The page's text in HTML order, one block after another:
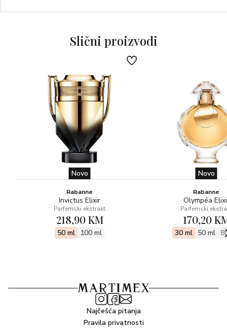
najsitnijeg detalja. Prozirnost kristalne bočice naglašava
dragocjenost mirisa, a crni vrh dovršava bočicu dajući joj
Slični proizvodi
Novo
Rabanne
Invictus Elixir
Parfemski ekstrakt
218,90 KM
50 ml 100 ml
Novo
Rabanne
Olympéa
Parfemski
170,20
30 ml 50 ml
Najčešća pitanja
Pravila privatnosti